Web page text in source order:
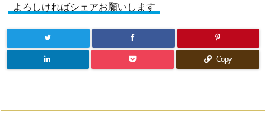
よろしければシェアお願いします
Copy